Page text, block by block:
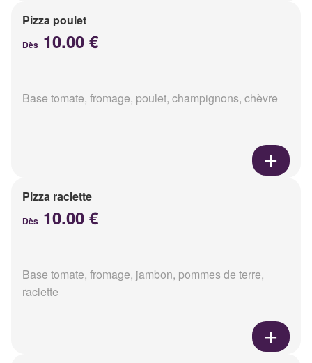
Pizza poulet
Dès 10.00 €
Base tomate, fromage, poulet, champignons, chèvre
Pizza raclette
Dès 10.00 €
Base tomate, fromage, jambon, pommes de terre,
raclette